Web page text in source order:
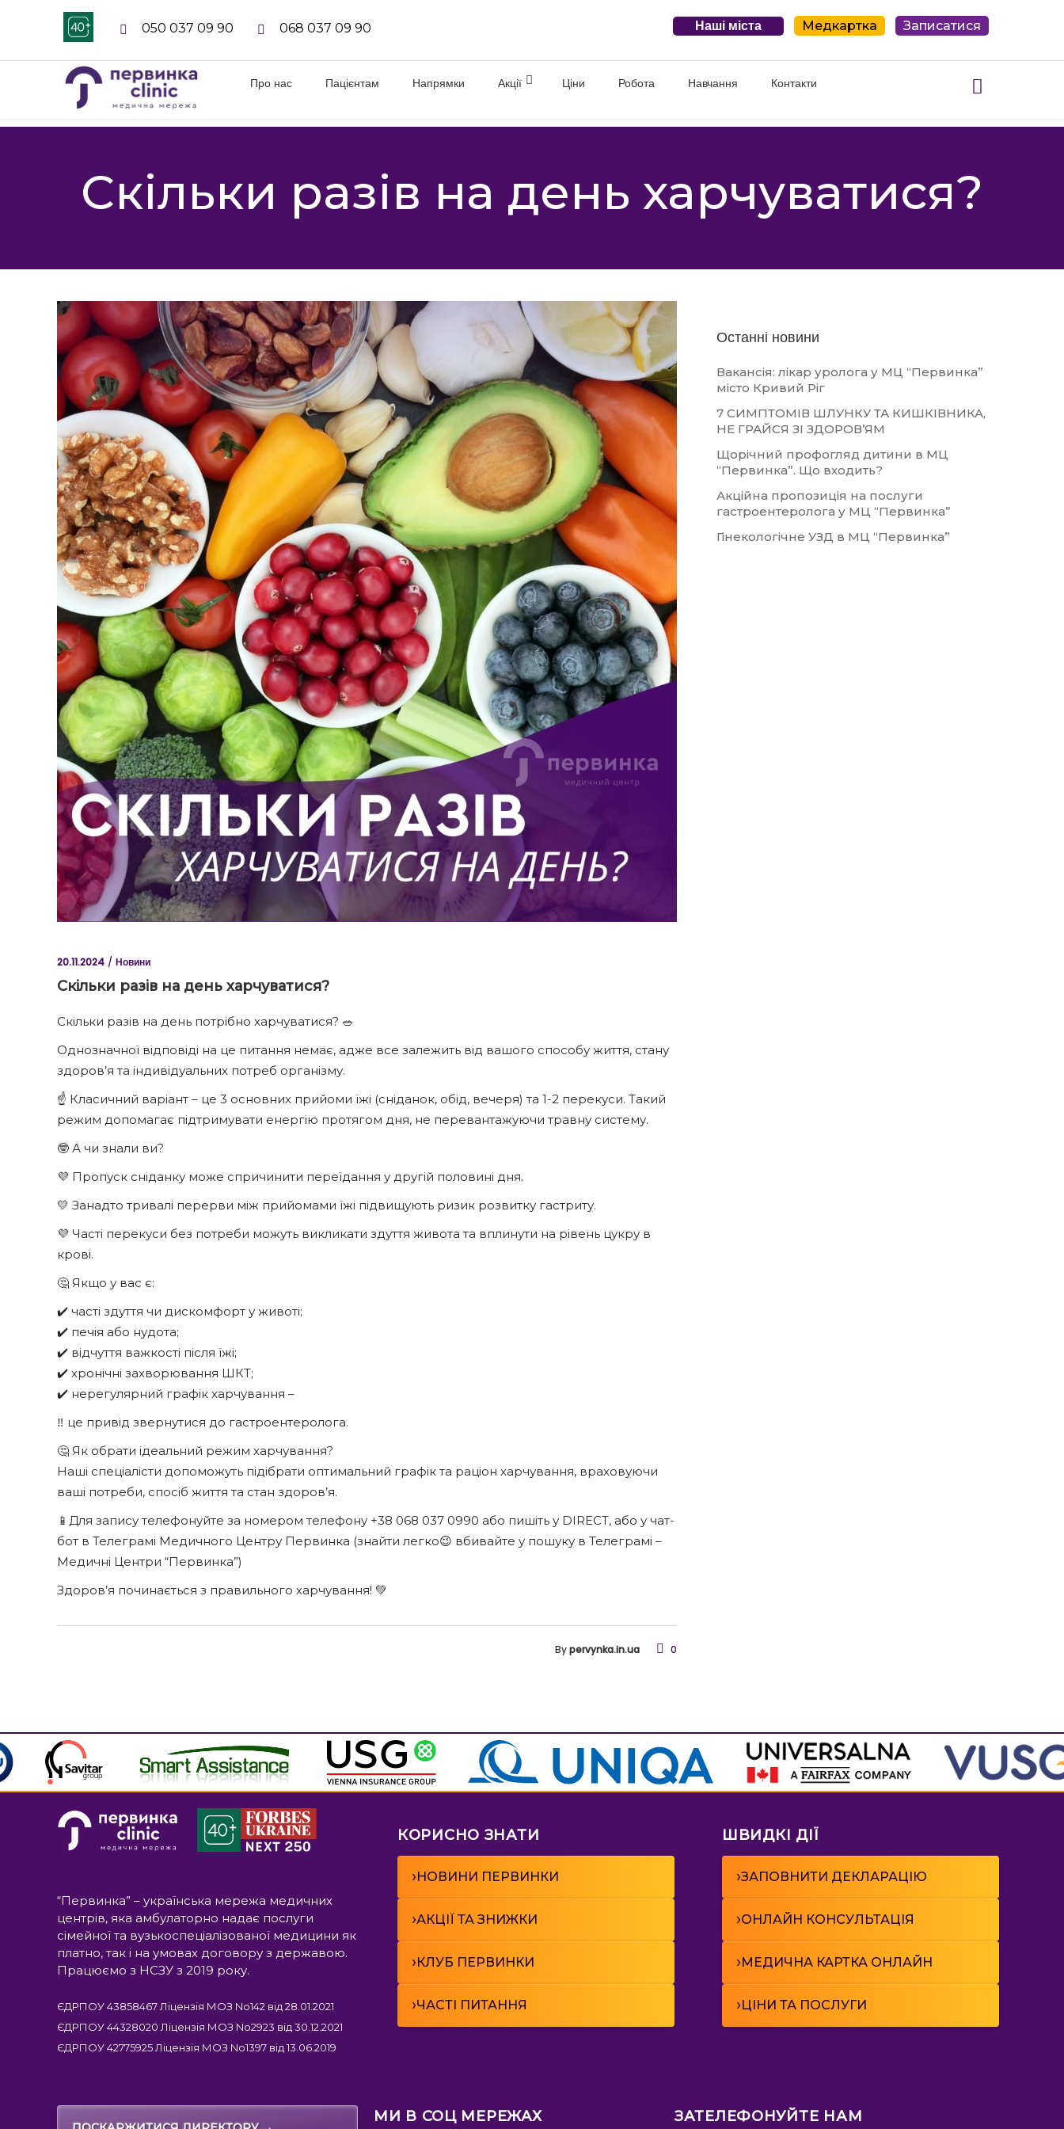
050 037 09 90 068 037 09 90 Наші міста Медкартка Записатися
Про нас Пацієнтам Напрямки Акції Ціни Робота Навчання Контакти
Скільки разів на день харчуватися?
20.11.2024 Новини
Скільки разів на день харчуватися?
Скільки разів на день потрібно харчуватися? 🥗
Однозначної відповіді на це питання немає, адже все залежить від вашого способу життя, стану
здоров’я та індивідуальних потреб організму.
☝️ Класичний варіант – це 3 основних прийоми їжі (сніданок, обід, вечеря) та 1-2 перекуси. Такий
режим допомагає підтримувати енергію протягом дня, не перевантажуючи травну систему.
🤓 А чи знали ви?
💜 Пропуск сніданку може спричинити переїдання у другій половині дня.
💛 Занадто тривалі перерви між прийомами їжі підвищують ризик розвитку гастриту.
💜 Часті перекуси без потреби можуть викликати здуття живота та вплинути на рівень цукру в
крові.
🤔 Якщо у вас є:
✔️ часті здуття чи дискомфорт у животі;
✔️ печія або нудота;
✔️ відчуття важкості після їжі;
✔️ хронічні захворювання ШКТ;
✔️ нерегулярний графік харчування –
‼️ це привід звернутися до гастроентеролога.
🤔 Як обрати ідеальний режим харчування?
Наші спеціалісти допоможуть підібрати оптимальний графік та раціон харчування, враховуючи
ваші потреби, спосіб життя та стан здоров’я.
📱Для запису телефонуйте за номером телефону +38 068 037 0990 або пишіть у DIRECT, або у чат-
бот в Телеграмі Медичного Центру Первинка (знайти легко😉 вбивайте у пошуку в Телеграмі –
Медичні Центри “Первинка”)
Здоров’я починається з правильного харчування! 💚
Bypervynka.in.ua 0
Останні новини
Вакансія: лікар уролога у МЦ “Первинка”
місто Кривий Ріг
7 СИМПТОМІВ ШЛУНКУ ТА КИШКІВНИКА,
НЕ ГРАЙСЯ ЗІ ЗДОРОВ’ЯМ
Щорічний профогляд дитини в МЦ
“Первинка”. Що входить?
Акційна пропозиція на послуги
гастроентеролога у МЦ “Первинка”
Гінекологічне УЗД в МЦ “Первинка”
“Первинка” – українська мережа медичних
центрів, яка амбулаторно надає послуги
сімейної та вузькоспеціалізованої медицини як
платно, так і на умовах договору з державою.
Працюємо з НСЗУ з 2019 року.
ЄДРПОУ 43858467 Ліцензія МОЗ No142 від 28.01.2021
ЄДРПОУ 44328020 Ліцензія МОЗ No2923 від 30.12.2021
ЄДРПОУ 42775925 Ліцензія МОЗ No1397 від 13.06.2019
КОРИСНО ЗНАТИ
›НОВИНИ ПЕРВИНКИ
›АКЦІЇ ТА ЗНИЖКИ
›КЛУБ ПЕРВИНКИ
›ЧАСТІ ПИТАННЯ
ШВИДКІ ДІЇ
›ЗАПОВНИТИ ДЕКЛАРАЦІЮ
›ОНЛАЙН КОНСУЛЬТАЦІЯ
›МЕДИЧНА КАРТКА ОНЛАЙН
›ЦІНИ ТА ПОСЛУГИ
МИ В СОЦ МЕРЕЖАХ ЗАТЕЛЕФОНУЙТЕ НАМ